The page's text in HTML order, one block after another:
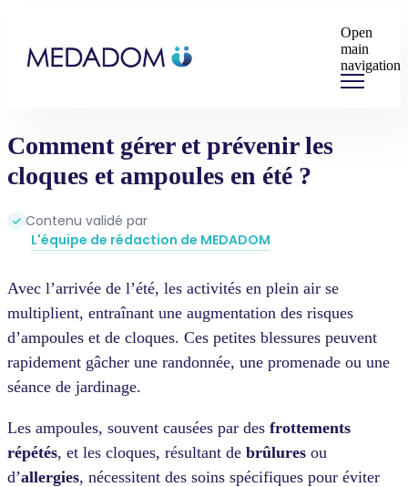
Open
main
navigation
Comment gérer et prévenir les
cloques et ampoules en été ?
Contenu validé par
L'équipe de rédaction de MEDADOM
Avec l’arrivée de l’été, les activités en plein air se
multiplient, entraînant une augmentation des risques
d’ampoules et de cloques. Ces petites blessures peuvent
rapidement gâcher une randonnée, une promenade ou une
séance de jardinage.
Les ampoules, souvent causées par des frottements
répétés, et les cloques, résultant de brûlures ou
d’allergies, nécessitent des soins spécifiques pour éviter